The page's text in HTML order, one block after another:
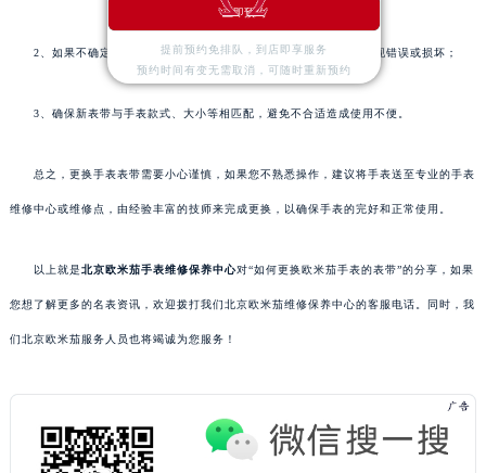
2、如果不确定操作，最好寻求专业手表维修人员的帮助，以免出现错误或损坏；
3、确保新表带与手表款式、大小等相匹配，避免不合适造成使用不便。
总之，更换手表表带需要小心谨慎，如果您不熟悉操作，建议将手表送至专业的手表
维修中心或维修点，由经验丰富的技师来完成更换，以确保手表的完好和正常使用。
以上就是北京欧米茄手表维修保养中心对“如何更换欧米茄手表的表带”的分享，如果
您想了解更多的名表资讯，欢迎拨打我们北京欧米茄维修保养中心的客服电话。同时，我
们北京欧米茄服务人员也将竭诚为您服务！
立即预约
提前预约免排队，到店即享服务
预约时间有变无需取消，可随时重新预约